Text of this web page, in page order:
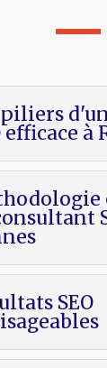
piliers
efficace à
SEO